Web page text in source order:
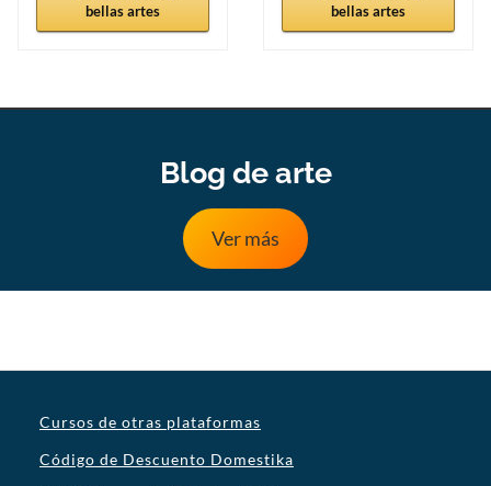
bellas artes
bellas artes
Blog de arte
Ver más
Cursos de otras plataformas
Código de Descuento Domestika